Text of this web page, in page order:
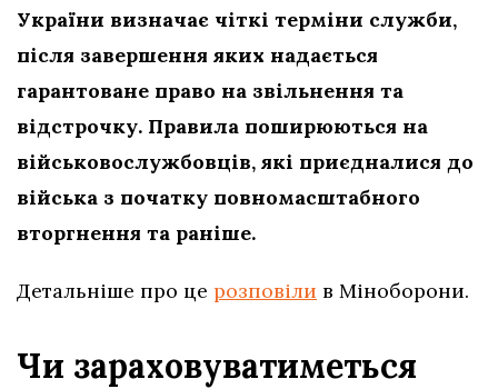
України визначає чіткі терміни служби,
після завершення яких надається
гарантоване право на звільнення та
відстрочку. Правила поширюються на
військовослужбовців, які приєдналися до
війська з початку повномасштабного
вторгнення та раніше.
Детальніше про це розповіли в Міноборони.
Чи зараховуватиметься